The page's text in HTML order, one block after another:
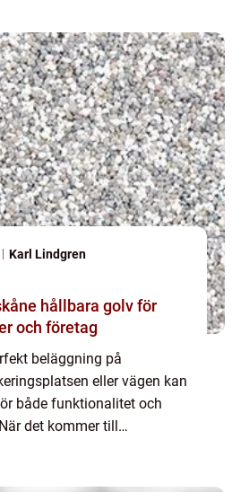
Karl Lindgren
golv för
och företag
beläggning på
eller vägen kan
både funktionalitet och
det kommer till